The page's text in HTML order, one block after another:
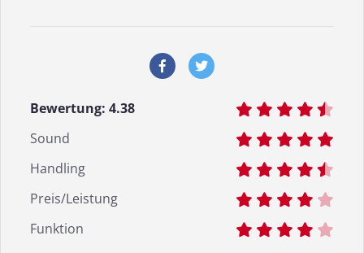
Bewertung: 4.38
Sound
Handling
Preis/Leistung
Funktion